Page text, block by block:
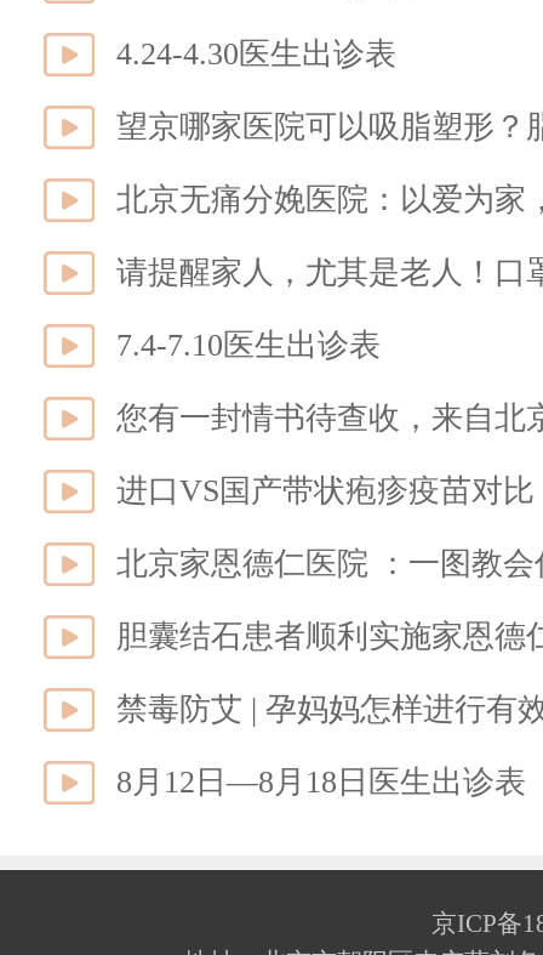
4.24-4.30医生出诊表
望京哪家医院可以吸脂塑形？
北京无痛分娩医院：以爱为家
请提醒家人，尤其是老人！口
7.4-7.10医生出诊表
您有一封情书待查收，来自北
进口VS国产带状疱疹疫苗对
北京家恩德仁医院 ：一图教
胆囊结石患者顺利实施家恩德
禁毒防艾 | 孕妈妈怎样进行有
8月12日—8月18日医生出诊表
京ICP备